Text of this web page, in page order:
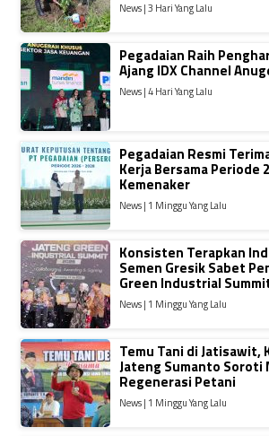
News | 3 Hari Yang Lalu
Pegadaian Raih
Ajang IDX Channel
News | 4 Hari Yang Lalu
Pegadaian Resmi
Kerja Bersama Periode
Kemenaker
News | 1 Minggu Yang Lalu
Konsisten Terapkan
Semen Gresik Sabet
Green Industrial
News | 1 Minggu Yang Lalu
Temu Tani di Jatisawit,
Jateng Sumanto Soroti
Regenerasi Petani
News | 1 Minggu Yang Lalu